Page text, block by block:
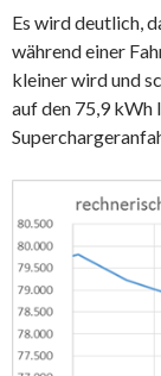
Es wird deutlich,
während einer
kleiner wird und
auf den 75,9 kWh